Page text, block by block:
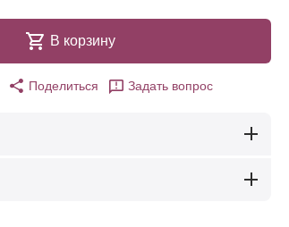
В корзину
Поделиться Задать вопрос